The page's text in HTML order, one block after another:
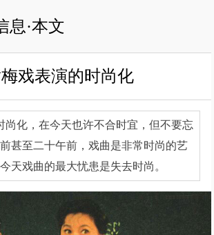
息·本文
戏表演的时尚化
尚化，在今天也许不合时宜，但不要忘
甚至二十午前，戏曲是非常时尚的艺
天戏曲的最大忧患是失去时尚。